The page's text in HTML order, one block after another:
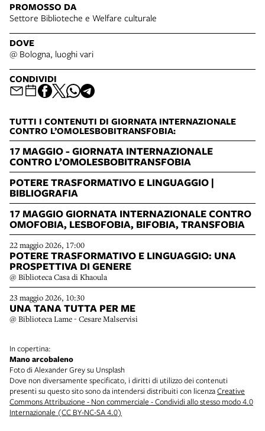
PROMOSSO DA
Settore Biblioteche e Welfare culturale
DOVE
@ Bologna, luoghi vari
CONDIVIDI
TUTTI I CONTENUTI DI GIORNATA INTERNAZIONALE
CONTRO L’OMOLESBOBITRANSFOBIA:
17 MAGGIO - GIORNATA INTERNAZIONALE
CONTRO L’OMOLESBOBITRANSFOBIA
POTERE TRASFORMATIVO E LINGUAGGIO |
BIBLIOGRAFIA
17 MAGGIO GIORNATA INTERNAZIONALE CONTRO
OMOFOBIA, LESBOFOBIA, BIFOBIA, TRANSFOBIA
22 maggio 2026, 17:00
POTERE TRASFORMATIVO E LINGUAGGIO: UNA
PROSPETTIVA DI GENERE
@ Biblioteca Casa di Khaoula
23 maggio 2026, 10:30
UNA TANA TUTTA PER ME
@ Biblioteca Lame - Cesare Malservisi
In copertina:
Mano arcobaleno
Foto di Alexander Grey su Unsplash
Dove non diversamente specificato, i diritti di utilizzo dei contenuti
presenti su questo sito sono da intendersi distribuiti con licenzaCreative
Commons Attribuzione - Non commerciale - Condividi allo stesso modo 4.0
Internazionale (CC BY-NC-SA 4.0)